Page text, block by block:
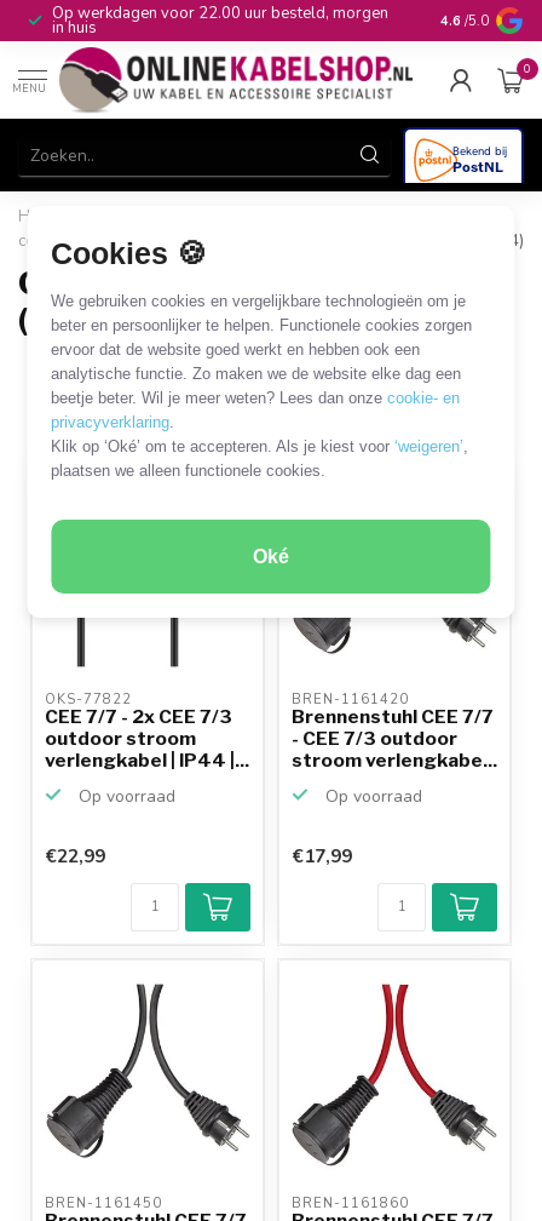
Cookies 🍪
We gebruiken cookies en vergelijkbare technologieën om je
beter en persoonlijker te helpen. Functionele cookies zorgen
ervoor dat de website goed werkt en hebben ook een
analytische functie. Zo maken we de website elke dag een
beetje beter. Wil je meer weten? Lees dan onzecookie- en
privacyverklaring.
Klik op ‘Oké’ om te accepteren. Als je kiest voor‘weigeren’,
plaatsen we alleen functionele cookies.
Oké
Op werkdagen voor 22.00 uur besteld, morgen
in huis 10+jaar
4.6 /5.0
MENU
0
Home
connectoren (stopcontact)
CEE 7/7 - CEE 7/3 verlengkabels (IP44)
CEE 7/7 - CEE 7/3 verlengkabels
(IP44)
15 PRODUCTEN
Filters
OKS-77822
CEE 7/7 - 2x CEE 7/3
outdoor stroom
verlengkabel | IP44 |...
Op voorraad
€22,99
BREN-1161420
Brennenstuhl CEE 7/7
- CEE 7/3 outdoor
stroom verlengkabe...
Op voorraad
€17,99
BREN-1161450 BREN-1161860